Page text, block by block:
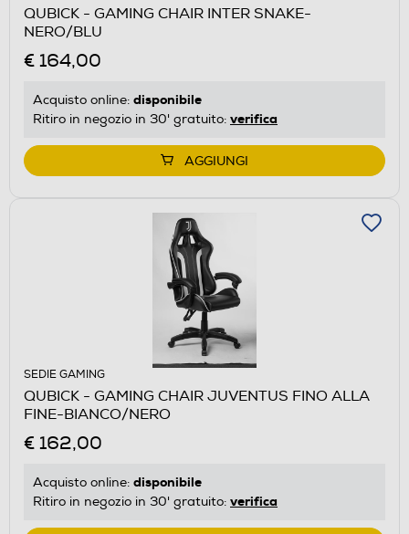
QUBICK - GAMING CHAIR INTER SNAKE-
NERO/BLU
€ 164,00
Acquisto online: disponibile
Ritiro in negozio in 30' gratuito: verifica
AGGIUNGI
SEDIE GAMING
QUBICK - GAMING CHAIR JUVENTUS FINO ALLA
FINE-BIANCO/NERO
€ 162,00
Acquisto online: disponibile
Ritiro in negozio in 30' gratuito: verifica